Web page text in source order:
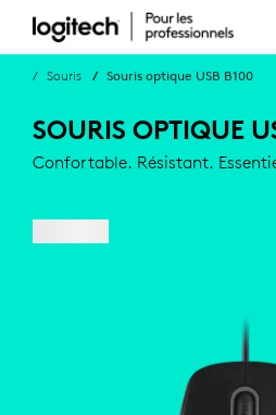
SOURIS
OPTIQUE
USB
B100
Souris Souris optique USB B100
SOURIS OPTIQUE
Confortable. Résistant.